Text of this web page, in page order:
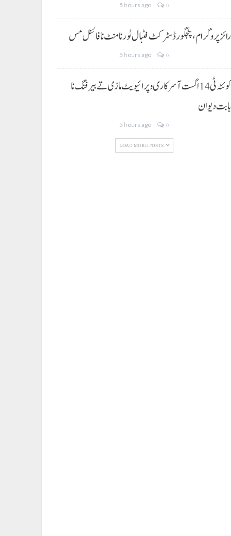
5 hours ago 0
رائز پروگرام، پنجگور ڈسٹرکٹ فٹبال ٹورنامنٹ نا فائنل مس
5 hours ago 0
کوئٹہ ٹی 14 اگست آ سرکاری و پرائیویٹ ماڑی تے بیرفنگ نا
بابت دیوان
5 hours ago 0
LOAD MORE POSTS